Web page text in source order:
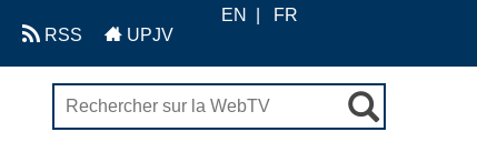
RSS UPJV
EN FR